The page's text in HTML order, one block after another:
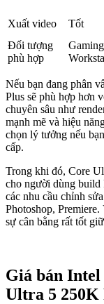
Xuất video Tốt
Đối tượng
phù hợp
Nếu bạn đang phân
Plus sẽ phù hợp hơn
chuyên sâu như
mạnh mẽ và hiệu
chọn lý tưởng nếu
cấp.
Trong khi đó, Core
cho người dùng build
các nhu cầu chỉnh
Photoshop,
sự cân bằng rất tốt
Giá bán
Ultra 5 250K